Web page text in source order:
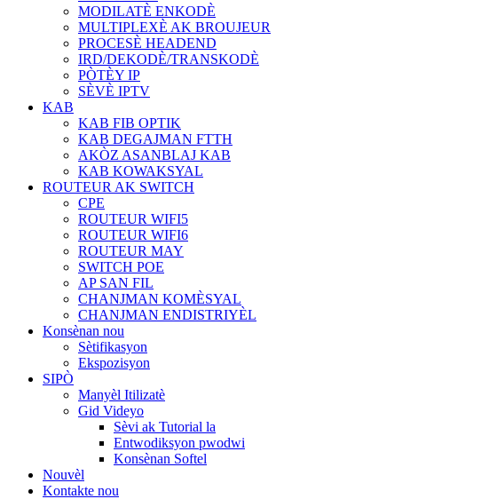
MODILATÈ ENKODÈ
MULTIPLEXÈ AK BROUJEUR
PROCESÈ HEADEND
IRD/DEKODÈ/TRANSKODÈ
PÒTÈY IP
SÈVÈ IPTV
KAB
KAB FIB OPTIK
KAB DEGAJMAN FTTH
AKÒZ ASANBLAJ KAB
KAB KOWAKSYAL
ROUTEUR AK SWITCH
CPE
ROUTEUR WIFI5
ROUTEUR WIFI6
ROUTEUR MAY
SWITCH POE
AP SAN FIL
CHANJMAN KOMÈSYAL
CHANJMAN ENDISTRIYÈL
Konsènan nou
Sètifikasyon
Ekspozisyon
SIPÒ
Manyèl Itilizatè
Gid Videyo
Sèvi ak Tutorial la
Entwodiksyon pwodwi
Konsènan Softel
Nouvèl
Kontakte nou